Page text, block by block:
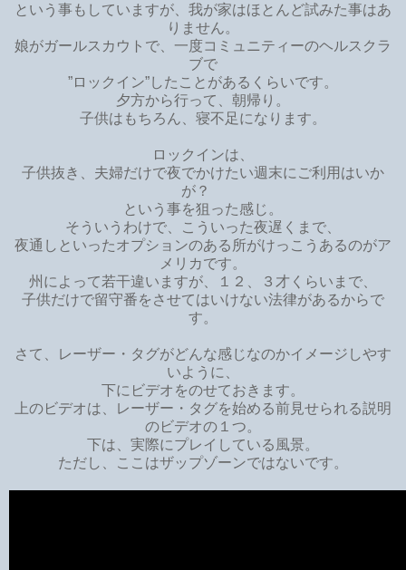
という事もしていますが、我が家はほとんど試みた事はあ
りません。
娘がガールスカウトで、一度コミュニティーのヘルスクラ
ブで
”ロックイン”したことがあるくらいです。
夕方から行って、朝帰り。
子供はもちろん、寝不足になります。
ロックインは、
子供抜き、夫婦だけで夜でかけたい週末にご利用はいか
が？
という事を狙った感じ。
そういうわけで、こういった夜遅くまで、
夜通しといったオプションのある所がけっこうあるのがア
メリカです。
州によって若干違いますが、１２、３才くらいまで、
子供だけで留守番をさせてはいけない法律があるからで
す。
さて、レーザー・タグがどんな感じなのかイメージしやす
いように、
下にビデオをのせておきます。
上のビデオは、レーザー・タグを始める前見せられる説明
のビデオの１つ。
下は、実際にプレイしている風景。
ただし、ここはザップゾーンではないです。